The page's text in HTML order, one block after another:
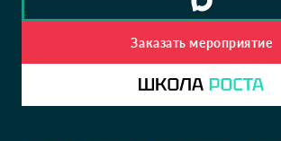
Заказать мероприятие